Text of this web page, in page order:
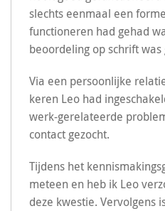
slechts eenmaal een
functioneren had gehad
beoordeling op schrift was
Via een persoonlijke
keren Leo had
werk-gerelateerde
contact gezocht.
Tijdens het
meteen en heb ik Leo
deze kwestie. Vervolgens